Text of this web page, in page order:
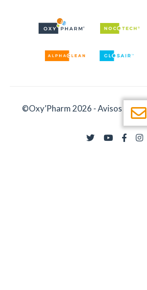
©Oxy’Pharm 2026 -Avisos legais-